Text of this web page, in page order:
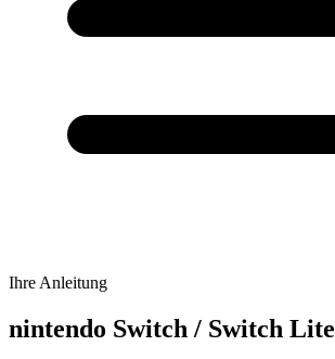
Ihre Anleitung
nintendo Switch / Switch Lite